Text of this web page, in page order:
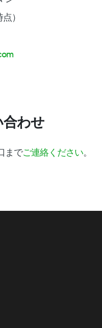
）
わせ
までご連絡ください。